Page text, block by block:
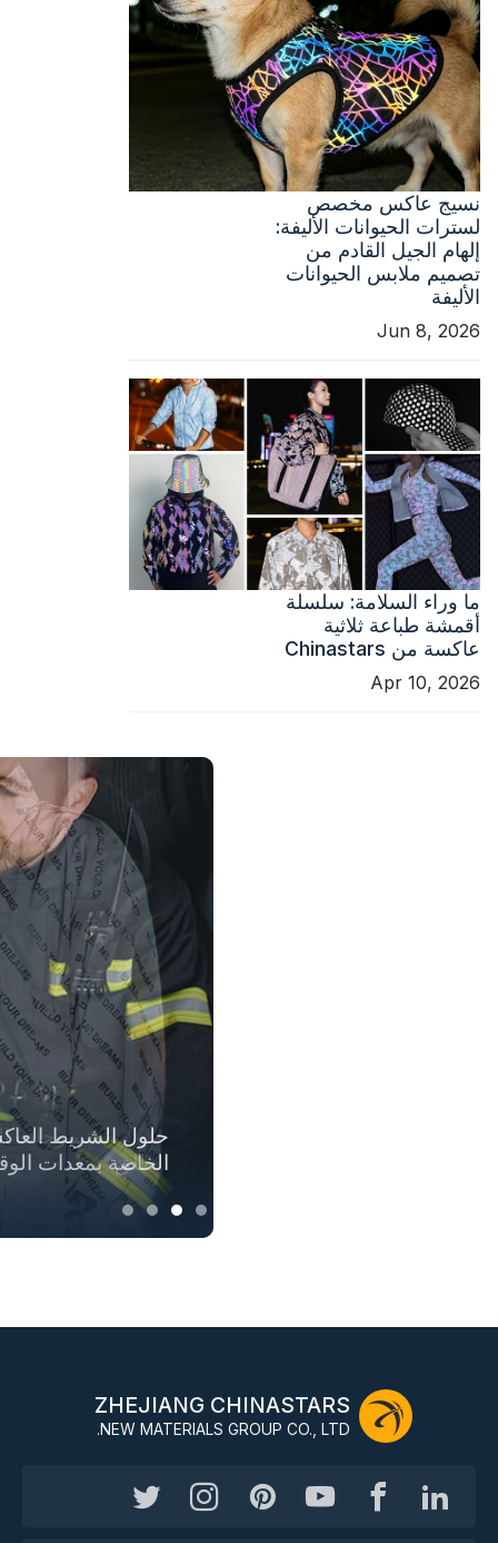
نسيج عاكس مخصص
لسترات الحيوانات الأليفة:
إلهام الجيل القادم من
تصميم ملابس الحيوانات
الأليفة
Jun 8, 2026
ما وراء السلامة: سلسلة
أقمشة طباعة ثلاثية
عاكسة من Chinastars
Apr 10, 2026
حلول الشريط
الخاصة بمعدات
حلول المنسوجات
الطلق
حلول الأقمشة
للملابس الخارجية
حلول الملابس
بأكملها
ZHEJIANG CHINASTARS
NEW MATERIALS GROUP CO., LTD.